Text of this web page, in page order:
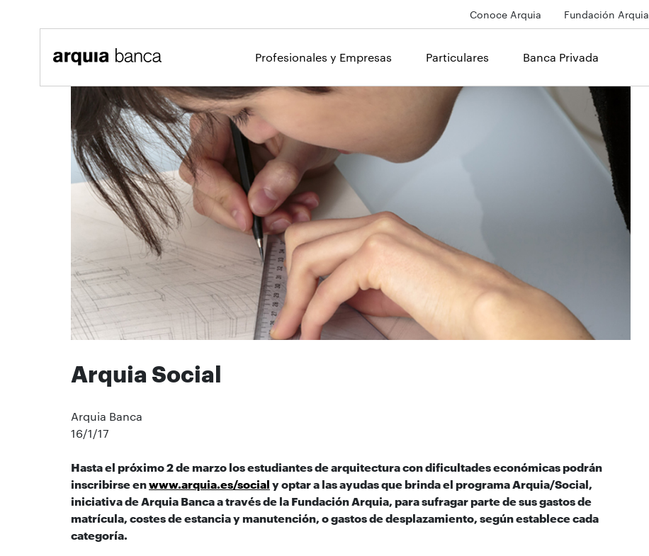
Conoce Arquia Fundación Arquia
Profesionales y Empresas Particulares Banca Privada
Arquia Social
Arquia Banca
16/1/17
Hasta el próximo 2 de marzo los estudiantes de arquitectura con dificultades económicas podrán
inscribirse enwww.arquia.es/social y optar a las ayudas que brinda el programa Arquia/Social,
iniciativa de Arquia Banca a través de la Fundación Arquia, para sufragar parte de sus gastos de
matrícula, costes de estancia y manutención, o gastos de desplazamiento, según establece cada
categoría.